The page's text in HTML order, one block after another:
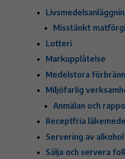
Misstänkt
Lotteri
Markupplåtelse
Medelstora
Miljöfarlig
Anmälan och
Receptfria läkemedel
Servering av alkohol
Sälja och servera